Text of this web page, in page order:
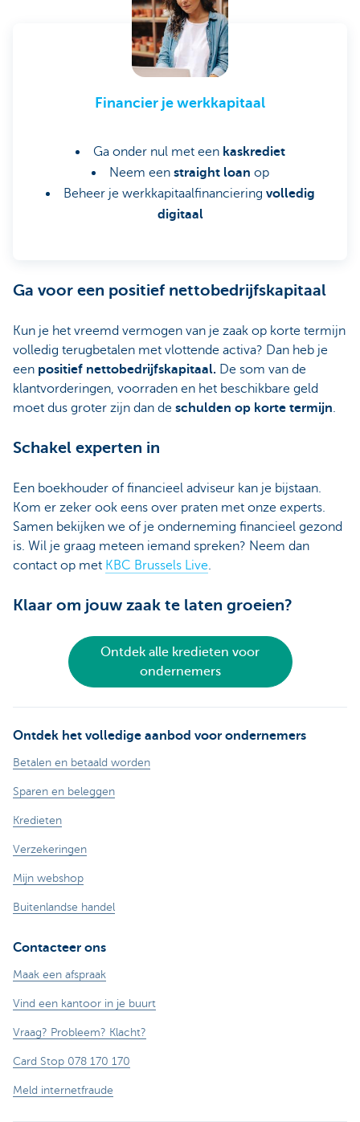
Financier je werkkapitaal
Ga onder nul met een kaskrediet
Neem een straight loan op
Beheer je werkkapitaalfinanciering volledig
digitaal
Ga voor een positief nettobedrijfskapitaal
Kun je het vreemd vermogen van je zaak op korte termijn
volledig terugbetalen met vlottende activa? Dan heb je
een positief nettobedrijfskapitaal. De som van de
klantvorderingen, voorraden en het beschikbare geld
moet dus groter zijn dan de schulden op korte termijn.
Schakel experten in
Een boekhouder of financieel adviseur kan je bijstaan.
Kom er zeker ook eens over praten met onze experts.
Samen bekijken we of je onderneming financieel gezond
is. Wil je graag meteen iemand spreken? Neem dan
contact op met KBC Brussels Live.
Klaar om jouw zaak te laten groeien?
Ontdek alle kredieten voor
ondernemers
Ontdek het volledige aanbod voor ondernemers
Betalen en betaald worden
Sparen en beleggen
Kredieten
Verzekeringen
Mijn webshop
Buitenlandse handel
Contacteer ons
Maak een afspraak
Vind een kantoor in je buurt
Vraag? Probleem? Klacht?
Card Stop 078 170 170
Meld internetfraude